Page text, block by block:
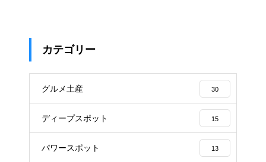
カテゴリー
グルメ土産 30
ディープスポット 15
パワースポット 13